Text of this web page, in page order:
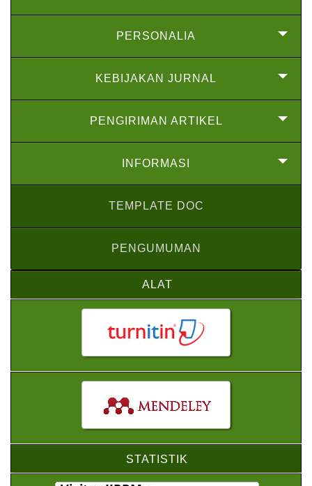
PERSONALIA
KEBIJAKAN JURNAL
PENGIRIMAN ARTIKEL
INFORMASI
TEMPLATE DOC
PENGUMUMAN
ALAT
STATISTIK